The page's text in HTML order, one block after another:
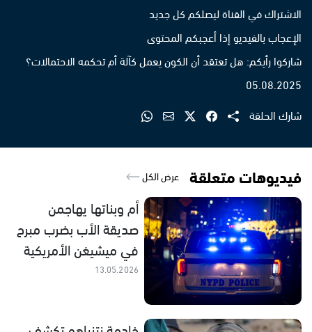
الاشتراك في القناة ليصلكم كل جديد
الإعجاب بالفيديو إذا أعجبكم المحتوى
شاركوا رأيكم: هل تعتقد أن الكون يعمل كآلة أم تحكمه الاحتمالات؟
05.08.2025
شارك الحلقة
فيديوهات متعلقة عرض الكل
أم وبناتها يهاجمن
صديقة الأب بضرب مبرح
في ميشيغن الأمريكية
13.05.2026